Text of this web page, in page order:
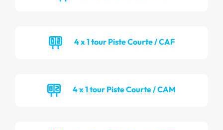
4 x 1 tour Piste Courte / CAF
4 x 1 tour Piste Courte / CAM